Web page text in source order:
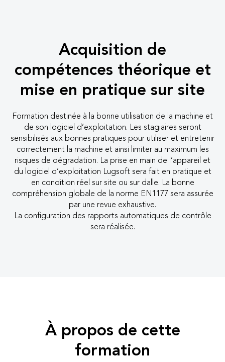
Acquisition de
compétences théorique et
mise en pratique sur site
Formation destinée à la bonne utilisation de la machine et
de son logiciel d’exploitation. Les stagiaires seront
sensibilisés aux bonnes pratiques pour utiliser et entretenir
correctement la machine et ainsi limiter au maximum les
risques de dégradation. La prise en main de l’appareil et
du logiciel d’exploitation Lugsoft sera fait en pratique et
en condition réel sur site ou sur dalle. La bonne
compréhension globale de la norme EN1177 sera assurée
par une revue exhaustive.
La configuration des rapports automatiques de contrôle
sera réalisée.
À propos de cette
formation